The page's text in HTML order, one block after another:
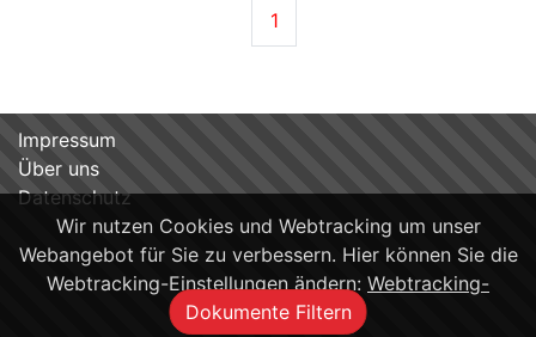
Dokumente Filtern
1
Wir nutzen Cookies und Webtracking um unser
Webangebot für Sie zu verbessern. Hier können Sie die
Webtracking-Einstellungen ändern: Webtracking-
Einstellungen
OK
Impressum
Über uns
Datenschutz